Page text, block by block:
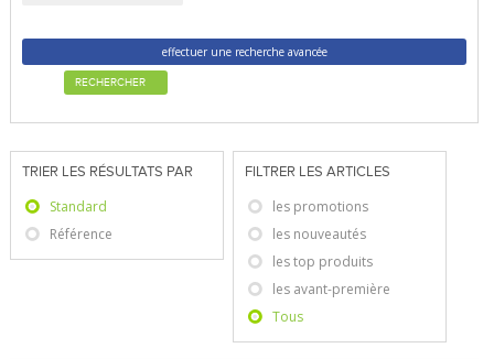
effectuer une recherche avancée
RECHERCHER
TRIER LES RÉSULTATS PAR
Standard
Référence
FILTRER LES ARTICLES
les promotions
les nouveautés
les top produits
les avant-première
Tous